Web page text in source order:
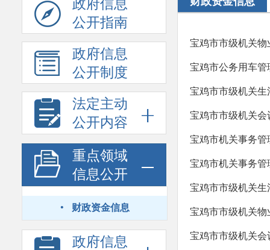
政府信息
公开指南
政府信息
公开制度
法定主动
公开内容
重点领域
信息公开
· 财政资金信息
政府信息
宝鸡市市级机关物
宝鸡市公务用车管
宝鸡市市级机关生
宝鸡市市级机关会
宝鸡市机关事务管
宝鸡市机关事务管
宝鸡市市级机关生
宝鸡市市级机关物
宝鸡市市级机关会